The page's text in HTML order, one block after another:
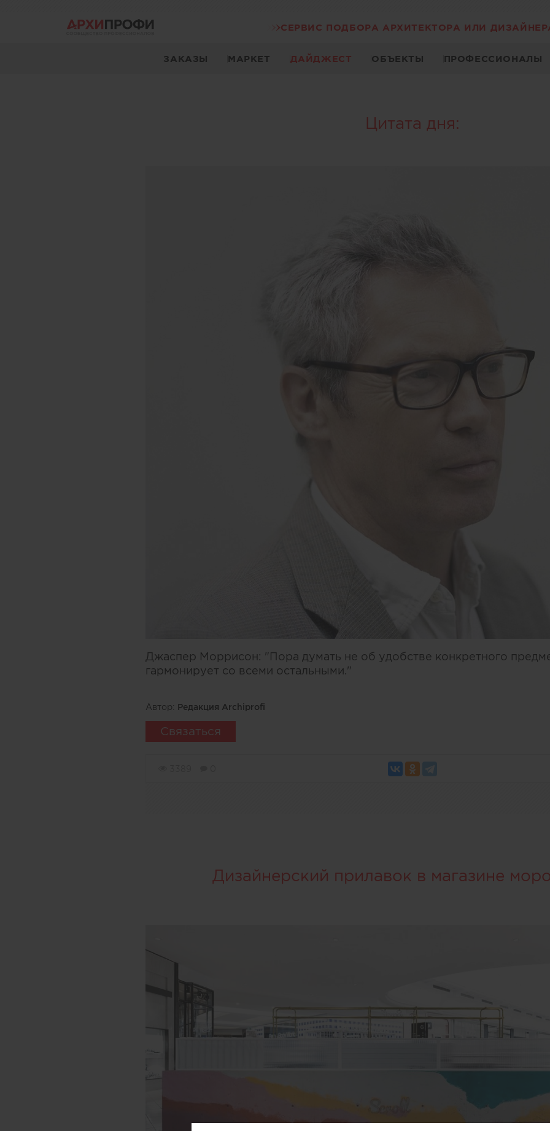
СЕРВИС ПОДБОРА АРХИТЕКТОРА ИЛИ
ЗАКАЗЫ МАРКЕТ ДАЙДЖЕСТ ОБЪЕКТЫ ПРОФЕССИОНАЛЫ
Цитата дня:
Джаспер Моррисон: "Пора думать не об удобстве конкретного
гармонирует со всеми остальными."
Автор: Редакция Archiprofi
Связаться
Дизайнерский прилавок в магазине